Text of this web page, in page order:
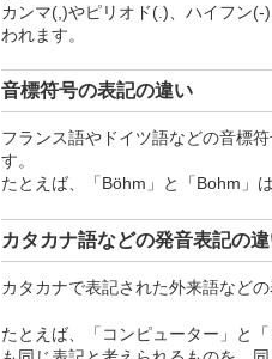
カンマ(,)やピリオド(.)、ハイフン
われます。
音標符号の表記の違い
フランス語やドイツ語などの音標
す。
たとえば、「Böhm」と「Bohm」
カタカナ語などの発音表記の
カタカナで表記された外来語など
たとえば、「コンピューター」と